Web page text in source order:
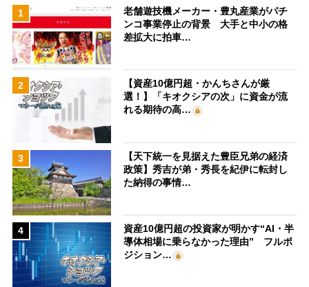
1
老舗遊技機メーカー・豊丸産業がパチ
ンコ事業停止の背景 大手と中小の格
差拡大に拍車…
2
【資産10億円超・かんちさんが厳
選！】「キオクシアの次」に資金が流
れる期待の高…
3
【天下統一を見据えた豊臣兄弟の経済
政策】秀吉が弟・秀長を紀伊に転封し
た納得の事情…
4
資産10億円超の投資家が明かす“AI・半
導体相場に乗らなかった理由” フルポ
ジション…